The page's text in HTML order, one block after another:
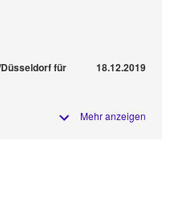
für
18.12.2019
Mehr anzeigen